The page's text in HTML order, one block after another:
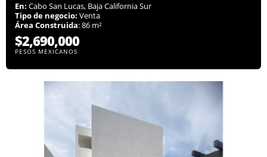
En: Cabo San Lucas, Baja California Sur
Tipo de negocio: Venta
Área Construida: 86 m²
$2,690,000
PESOS MEXICANOS